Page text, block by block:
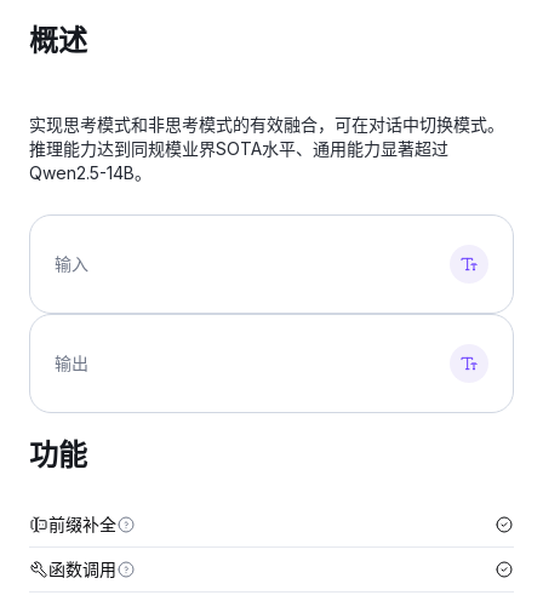
概述
实现思考模式和非思考模式的有效融合，可在对话中切换模式。
推理能力达到同规模业界SOTA水平、通用能力显著超过
Qwen2.5-14B。
输入
输出
功能
前缀补全
函数调用